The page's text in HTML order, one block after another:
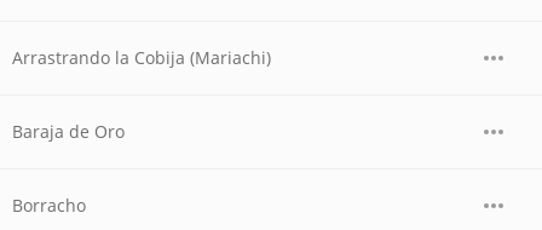
Arrastrando la Cobija (Mariachi)
Baraja de Oro
Borracho